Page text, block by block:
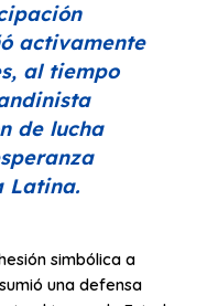
activamente
al tiempo
de lucha
Latina.
simbólica a
una defensa